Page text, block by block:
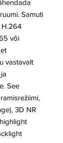
Samuti
H.264
või
vastavalt
See
3D NR